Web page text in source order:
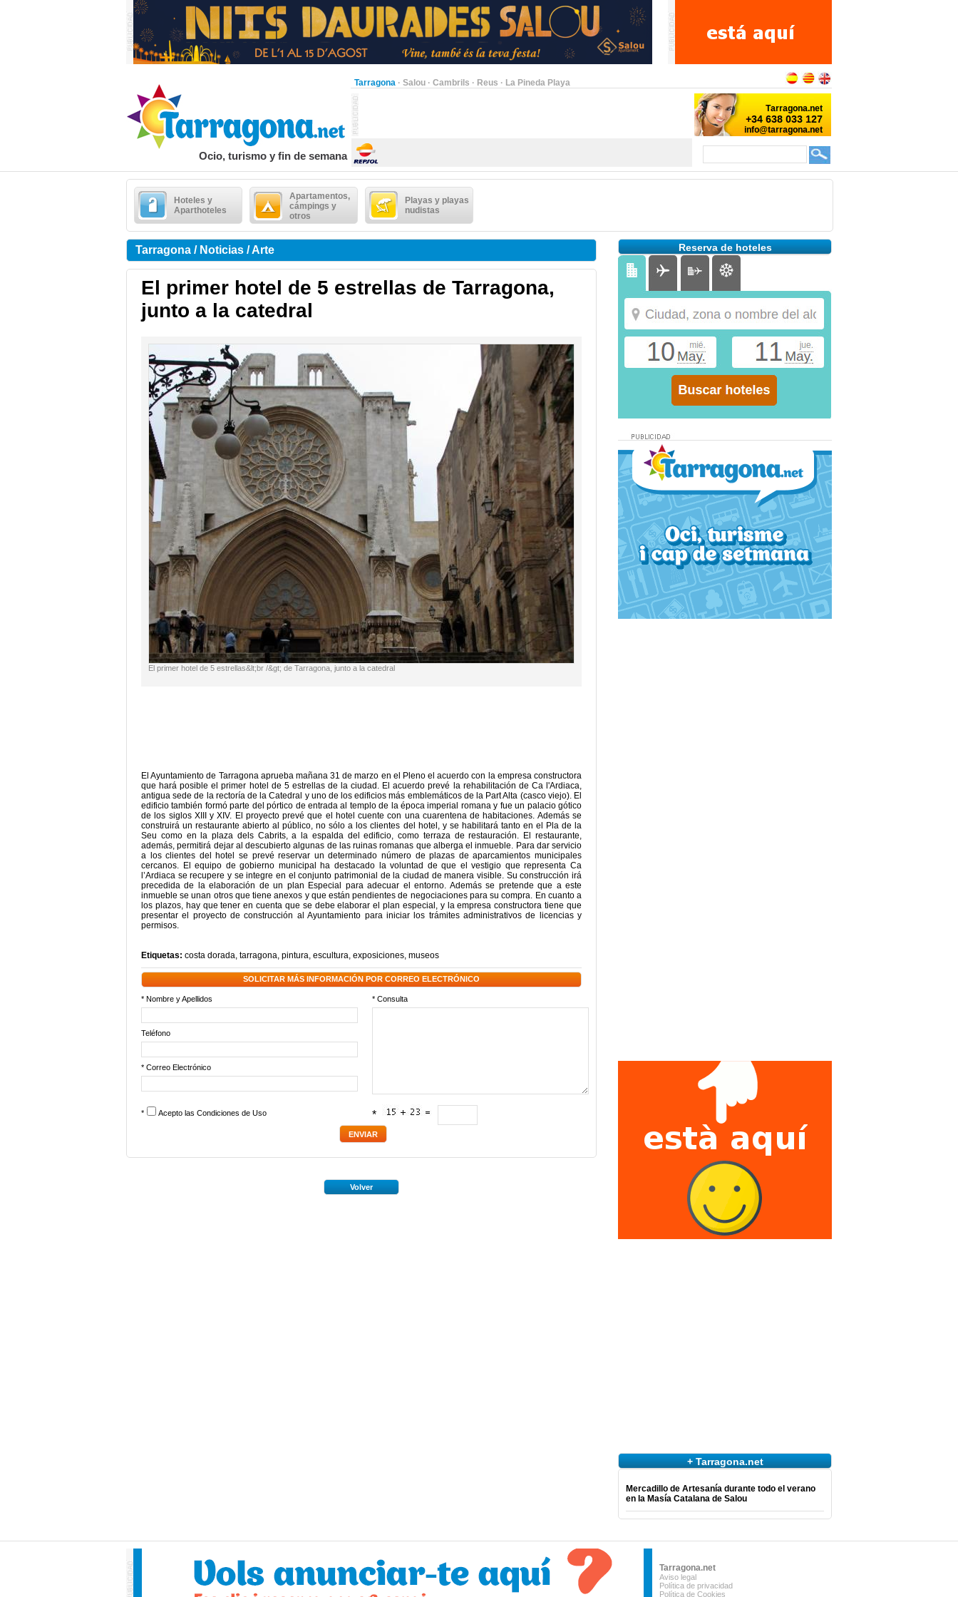
Tarragona · Salou · Cambrils · Reus · La Pineda Playa
Ocio, turismo y fin de semana
Hoteles y
Aparthoteles
Apartamentos,
cámpings y
otros
Playas y playas
nudistas
Tarragona / Noticias / Arte
El primer hotel de 5 estrellas de Tarragona,
junto a la catedral
El primer hotel de 5 estrellas&lt;br /&gt; de Tarragona, junto a la catedral
El Ayuntamiento de Tarragona aprueba mañana 31 de marzo en el Pleno el acuerdo con la empresa constructora
que hará posible el primer hotel de 5 estrellas de la ciudad. El acuerdo prevé la rehabilitación de Ca l'Ardiaca,
antigua sede de la rectoría de la Catedral y uno de los edificios más emblemáticos de la Part Alta (casco viejo). El
edificio también formó parte del pórtico de entrada al templo de la época imperial romana y fue un palacio gótico
de los siglos XIII y XIV. El proyecto prevé que el hotel cuente con una cuarentena de habitaciones. Además se
construirá un restaurante abierto al público, no sólo a los clientes del hotel, y se habilitará tanto en el Pla de la
Seu como en la plaza dels Cabrits, a la espalda del edificio, como terraza de restauración. El restaurante,
además, permitirá dejar al descubierto algunas de las ruinas romanas que alberga el inmueble. Para dar servicio
a los clientes del hotel se prevé reservar un determinado número de plazas de aparcamientos municipales
cercanos. El equipo de gobierno municipal ha destacado la voluntad de que el vestigio que representa Ca
l’Ardiaca se recupere y se integre en el conjunto patrimonial de la ciudad de manera visible. Su construcción irá
precedida de la elaboración de un plan Especial para adecuar el entorno. Además se pretende que a este
inmueble se unan otros que tiene anexos y que están pendientes de negociaciones para su compra. En cuanto a
los plazos, hay que tener en cuenta que se debe elaborar el plan especial, y la empresa constructora tiene que
presentar el proyecto de construcción al Ayuntamiento para iniciar los trámites administrativos de licencias y
permisos.
Etiquetas: costa dorada, tarragona, pintura, escultura, exposiciones, museos
SOLICITAR MÁS INFORMACIÓN POR CORREO ELECTRÓNICO
* Nombre y Apellidos * Consulta
Teléfono
* Correo Electrónico
* Acepto las Condiciones de Uso *
Volver
Reserva de hoteles
+ Tarragona.net
Mercadillo de Artesanía durante todo el verano
en la Masía Catalana de Salou
Tarragona.net
Aviso legal
Política de privacidad
Política de Cookies